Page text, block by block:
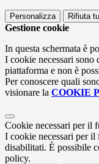
Personalizza Rifiuta
Gestione cookie
In questa schermata è
I cookie necessari
piattaforma e non è
Per conoscere quali
visionare la COOKIE
Cookie necessari per il
I cookie necessari per il
disabilitati. È possibile
policy.